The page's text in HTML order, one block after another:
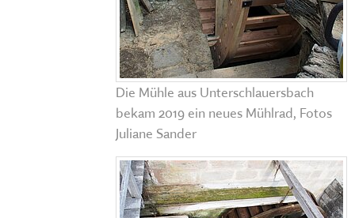
Die Mühle aus Unterschlauersbach
bekam 2019 ein neues Mühlrad, Fotos
Juliane Sander